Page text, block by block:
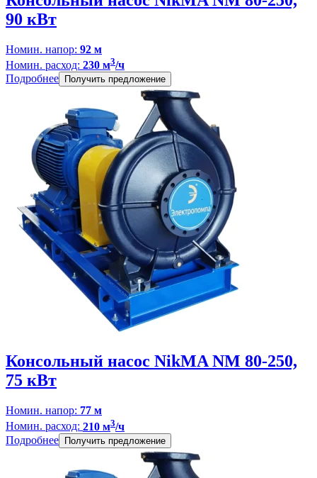
90 кВт
Номин. напор: 92 м
Номин. расход: 230 м3/ч
Подробнее
Получить предложение
Консольный насос NikMA NM 80-250,
75 кВт
Номин. напор: 77 м
Номин. расход: 210 м3/ч
Подробнее Получить предложение